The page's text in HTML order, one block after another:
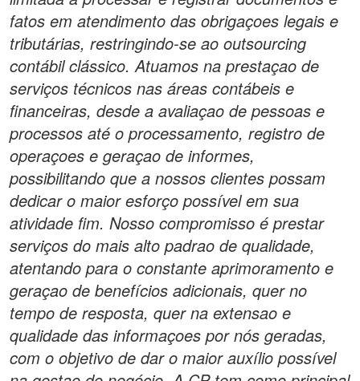
fatos em atendimento das obrigaçoes legais e
tributárias, restringindo-se ao outsourcing
contábil clássico. Atuamos na prestaçao de
serviços técnicos nas áreas contábeis e
financeiras, desde a avaliaçao de pessoas e
processos até o processamento, registro de
operaçoes e geraçao de informes,
possibilitando que a nossos clientes possam
dedicar o maior esforço possível em sua
atividade fim. Nosso compromisso é prestar
serviços do mais alto padrao de qualidade,
atentando para o constante aprimoramento e
geraçao de benefícios adicionais, quer no
tempo de resposta, quer na extensao e
qualidade das informaçoes por nós geradas,
com o objetivo de dar o maior auxílio possível